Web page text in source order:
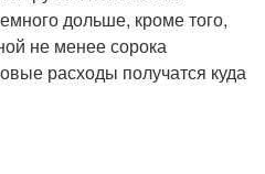
дольше, кроме того,
не менее сорока
расходы получатся куда